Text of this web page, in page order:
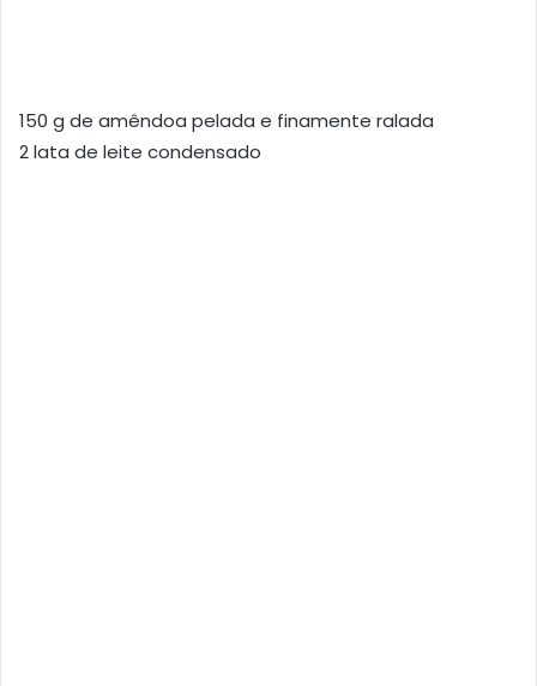
150 g de amêndoa pelada e finamente ralada
2 lata de leite condensado